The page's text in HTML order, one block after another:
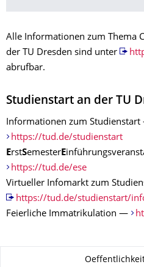
Alle Informationen zum Thema
der TU Dresden sind unter
abrufbar.
Studienstart an der TU
Informationen zum
https://tud.de/studienstart
ErstSemester E
https://tud.de/ese
Virtueller Infomarkt zum
https://tud.de/studienstart/
Feierliche Immatrikulation —
Zu dieser Seite